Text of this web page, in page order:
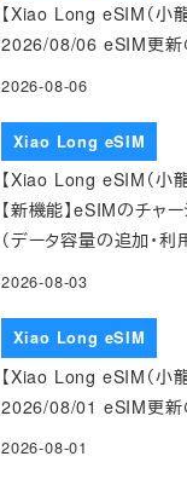
【Xiao Long eSIM（小
2026/08/06 eSIM更新
2026-08-06
Xiao Long eSIM
【Xiao Long eSIM（小
【新機能】eSIMのチャ
（データ容量の追加・利
2026-08-03
Xiao Long eSIM
【Xiao Long eSIM（小
2026/08/01 eSIM更新
2026-08-01